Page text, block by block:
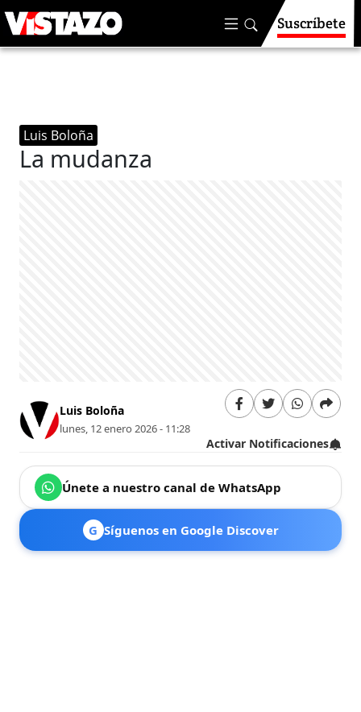
Suscríbete
Luis Boloña
La mudanza
Luis Boloña
lunes, 12 enero 2026 - 11:28
Activar Notificaciones
Únete a nuestro canal de WhatsApp
G Síguenos en Google Discover